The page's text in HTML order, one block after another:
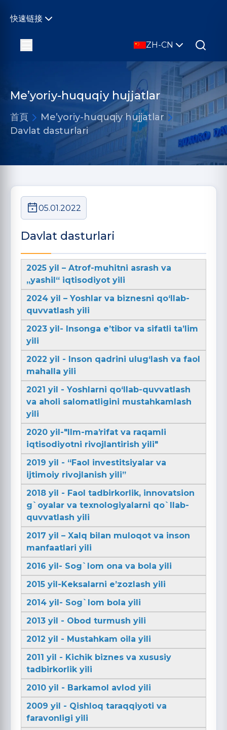
快速链接
ZH-CN
Me’yoriy-huquqiy hujjatlar
首頁
Me’yoriy-huquqiy hujjatlar
Davlat dasturlari
05.01.2022
Davlat dasturlari
2025 yil – Atrof-muhitni asrash va
„yashil“ iqtisodiyot yili
2024 yil – Yoshlar va biznesni qo‘llab-
quvvatlash yili
2023 yil- Insonga e’tibor va sifatli ta’lim
yili
2022 yil - Inson qadrini ulug‘lash va faol
mahalla yili
2021 yil - Yoshlarni qo‘llab-quvvatlash
va aholi salomatligini mustahkamlash
yili
2020 yil-"Ilm-maʼrifat va raqamli
iqtisodiyotni rivojlantirish yili"
2019 yil - “Faol investitsiyalar va
ijtimoiy rivojlanish yili”
2018 yil - Faol tadbirkorlik, innovatsion
g`oyalar va texnologiyalarni qo`llab-
quvvatlash yili
2017 yil – Xalq bilan muloqot va inson
manfaatlari yili
2016 yil- Sog`lom ona va bola yili
2015 yil-Keksalarni e’zozlash yili
2014 yil- Sog`lom bola yili
2013 yil - Obod turmush yili
2012 yil - Mustahkam oila yili
2011 yil - Kichik biznes va xususiy
tadbirkorlik yili
2010 yil - Barkamol avlod yili
2009 yil - Qishloq taraqqiyoti va
faravonligi yili